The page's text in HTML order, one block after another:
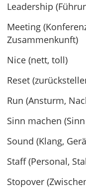
Leadership
Meeting
Zusammenkunft)
Nice (nett, toll)
Reset
Run (Ansturm,
Sinn machen
Sound (Klang,
Staff (Personal,
Stopover